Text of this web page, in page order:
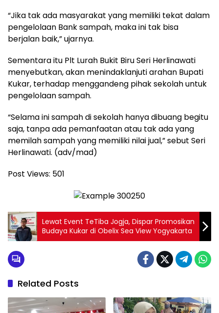
“Jika tak ada masyarakat yang memiliki tekat dalam
pengelolaan Bank sampah, maka ini tak bisa
berjalan baik,” ujarnya.
Sementara itu Plt Lurah Bukit Biru Seri Herlinawati
menyebutkan, akan menindaklanjuti arahan Bupati
Kukar, terhadap menggandeng pihak sekolah untuk
pengelolaan sampah.
“Selama ini sampah di sekolah hanya dibuang begitu
saja, tanpa ada pemanfaatan atau tak ada yang
memilah sampah yang memiliki nilai jual,” sebut Seri
Herlinawati. (adv/mad)
Post Views: 501
Lewat Event TeTiba Jogja, Dispar Promosikan
Budaya Kukar di Obelix Sea View Yogyakarta
Related Posts